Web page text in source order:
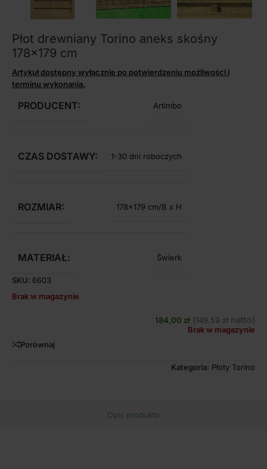
Płot drewniany Torino aneks skośny
178×179 cm
Artykuł dostępny wyłącznie po potwierdzeniu możliwości i
terminu wykonania.
PRODUCENT: Artimbo
CZAS DOSTAWY: 1-30 dni roboczych
ROZMIAR: 178×179 cm/B x H
MATERIAŁ: Świerk
SKU: 6603
Brak w magazynie
184,00 zł (149,59 zł netto)
Brak w magazynie
Porównaj
Kategoria: Płoty Torino
Opis produktu